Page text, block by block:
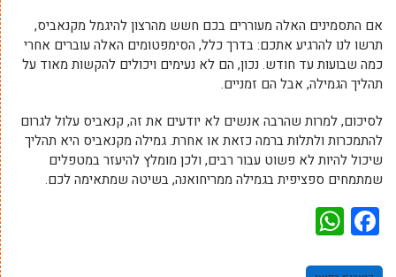
אם התסמינים האלה מעוררים בכם חשש מהרצון להיגמל מקנאביס,
תרשו לנו להרגיע אתכם: בדרך כלל, הסימפטומים האלה עוברים אחרי
כמה שבועות עד חודש. נכון, הם לא נעימים ויכולים להקשות מאוד על
תהליך הגמילה, אבל הם זמניים.
לסיכום, למרות שהרבה אנשים לא יודעים את זה, קנאביס עלול לגרום
להתמכרות ולתלות ברמה כזאת או אחרת. גמילה מקנאביס היא תהליך
שיכול להיות לא פשוט עבור רבים, ולכן מומלץ להיעזר במטפלים
שמתמחים ספציפית בגמילה ממריחואנה, בשיטה שמתאימה לכם.
Facebook